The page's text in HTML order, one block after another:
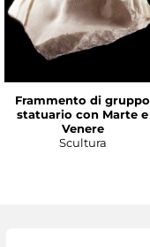
Frammento di gruppo
statuario con Marte e
Venere
Scultura